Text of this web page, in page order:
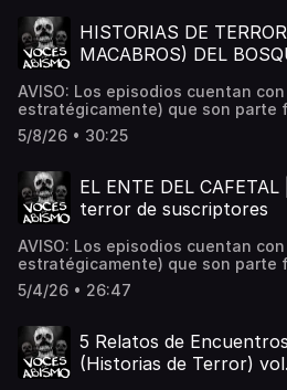
muchísimo para que la
sido enviado por Alberto R. y
Rodríguez para Voces del Abismo. 📌 ¿Tienes una
Vocesdelabismo@gmail.com
acast.com/privacy for more
HISTORIAS DE
MACABROS) DEL
AVISO: Los episodios cuentan
estratégicamente) que son parte
este proyecto siga en pie. Espero
esta noche comunidad. Díganme
una experiencia paranormal?
Vocesdelabismo@gmail.com
acast.com/privacy for more
5/8/26 • 30:25
EL ENTE DEL
terror de suscriptores
AVISO: Los episodios cuentan
estratégicamente) que son parte
este proyecto siga en pie. Es un
comunidad. En esta ocación nos
fundamental de este canal. Los
las luces apagadas, y por un
adentrarse en los relatos más
5/4/26 • 26:47
5 Relatos de
(Historias de Terror)